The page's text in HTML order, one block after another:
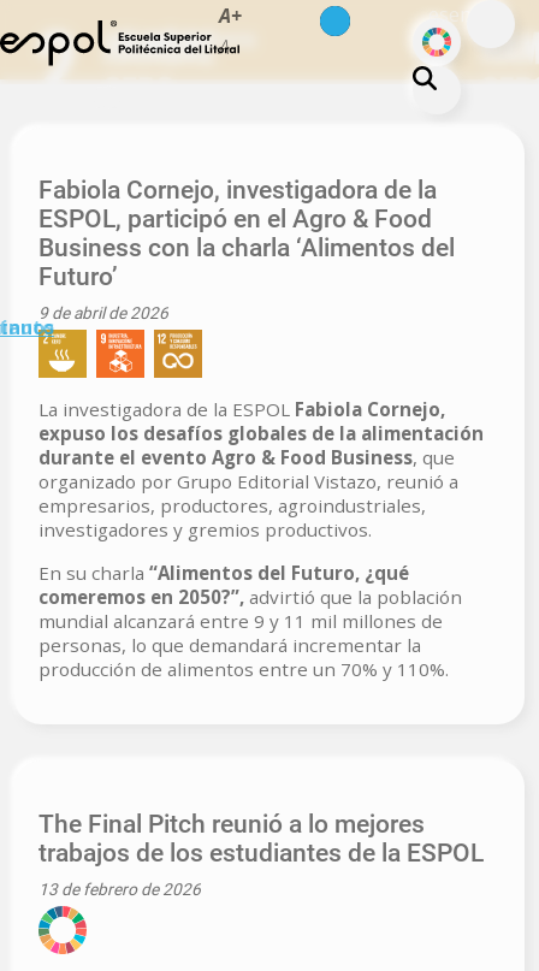
Skip to main content
A+
A-
esen
ODS
Education
Campus life
Research
Our Print
Transparency
Hambre cero
Fabiola Cornejo, investigadora de la
ESPOL, participó en el Agro & Food
Business con la charla ‘Alimentos del
Futuro’
9 de abril de 2026
La investigadora de la ESPOL Fabiola Cornejo,
expuso los desafíos globales de la alimentación
durante el evento Agro & Food Business, que
organizado por Grupo Editorial Vistazo, reunió a
empresarios, productores, agroindustriales,
investigadores y gremios productivos.
En su charla “Alimentos del Futuro, ¿qué
comeremos en 2050?”, advirtió que la población
mundial alcanzará entre 9 y 11 mil millones de
personas, lo que demandará incrementar la
producción de alimentos entre un 70% y 110%.
The Final Pitch reunió a lo mejores
trabajos de los estudiantes de la ESPOL
13 de febrero de 2026